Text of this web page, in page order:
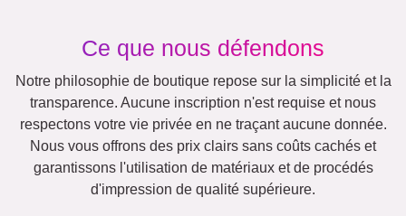
Chats